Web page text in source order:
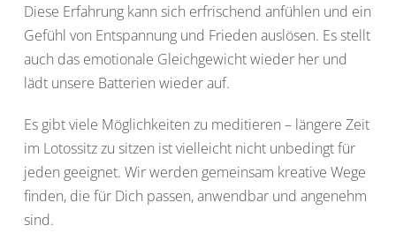
Diese Erfahrung kann sich erfrischend anfühlen und ein
Gefühl von Entspannung und Frieden auslösen. Es stellt
auch das emotionale Gleichgewicht wieder her und
lädt unsere Batterien wieder auf.
Es gibt viele Möglichkeiten zu meditieren – längere Zeit
im Lotossitz zu sitzen ist vielleicht nicht unbedingt für
jeden geeignet. Wir werden gemeinsam kreative Wege
finden, die für Dich passen, anwendbar und angenehm
sind.